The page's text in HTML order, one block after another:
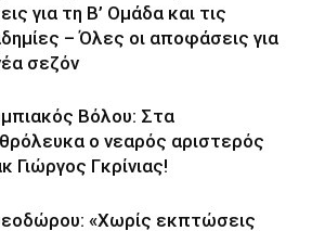
για τη Β’ Ομάδα και τις
– Όλες οι αποφάσεις για
σεζόν
Βόλου: Στα
ο νεαρός αριστερός
Γιώργος Γκρίνιας!
«Χωρίς εκπτώσεις